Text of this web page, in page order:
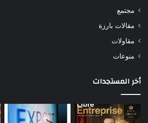
مجتمع
مقالات بارزة
مقاولات
منوعات
أخر المستجدات